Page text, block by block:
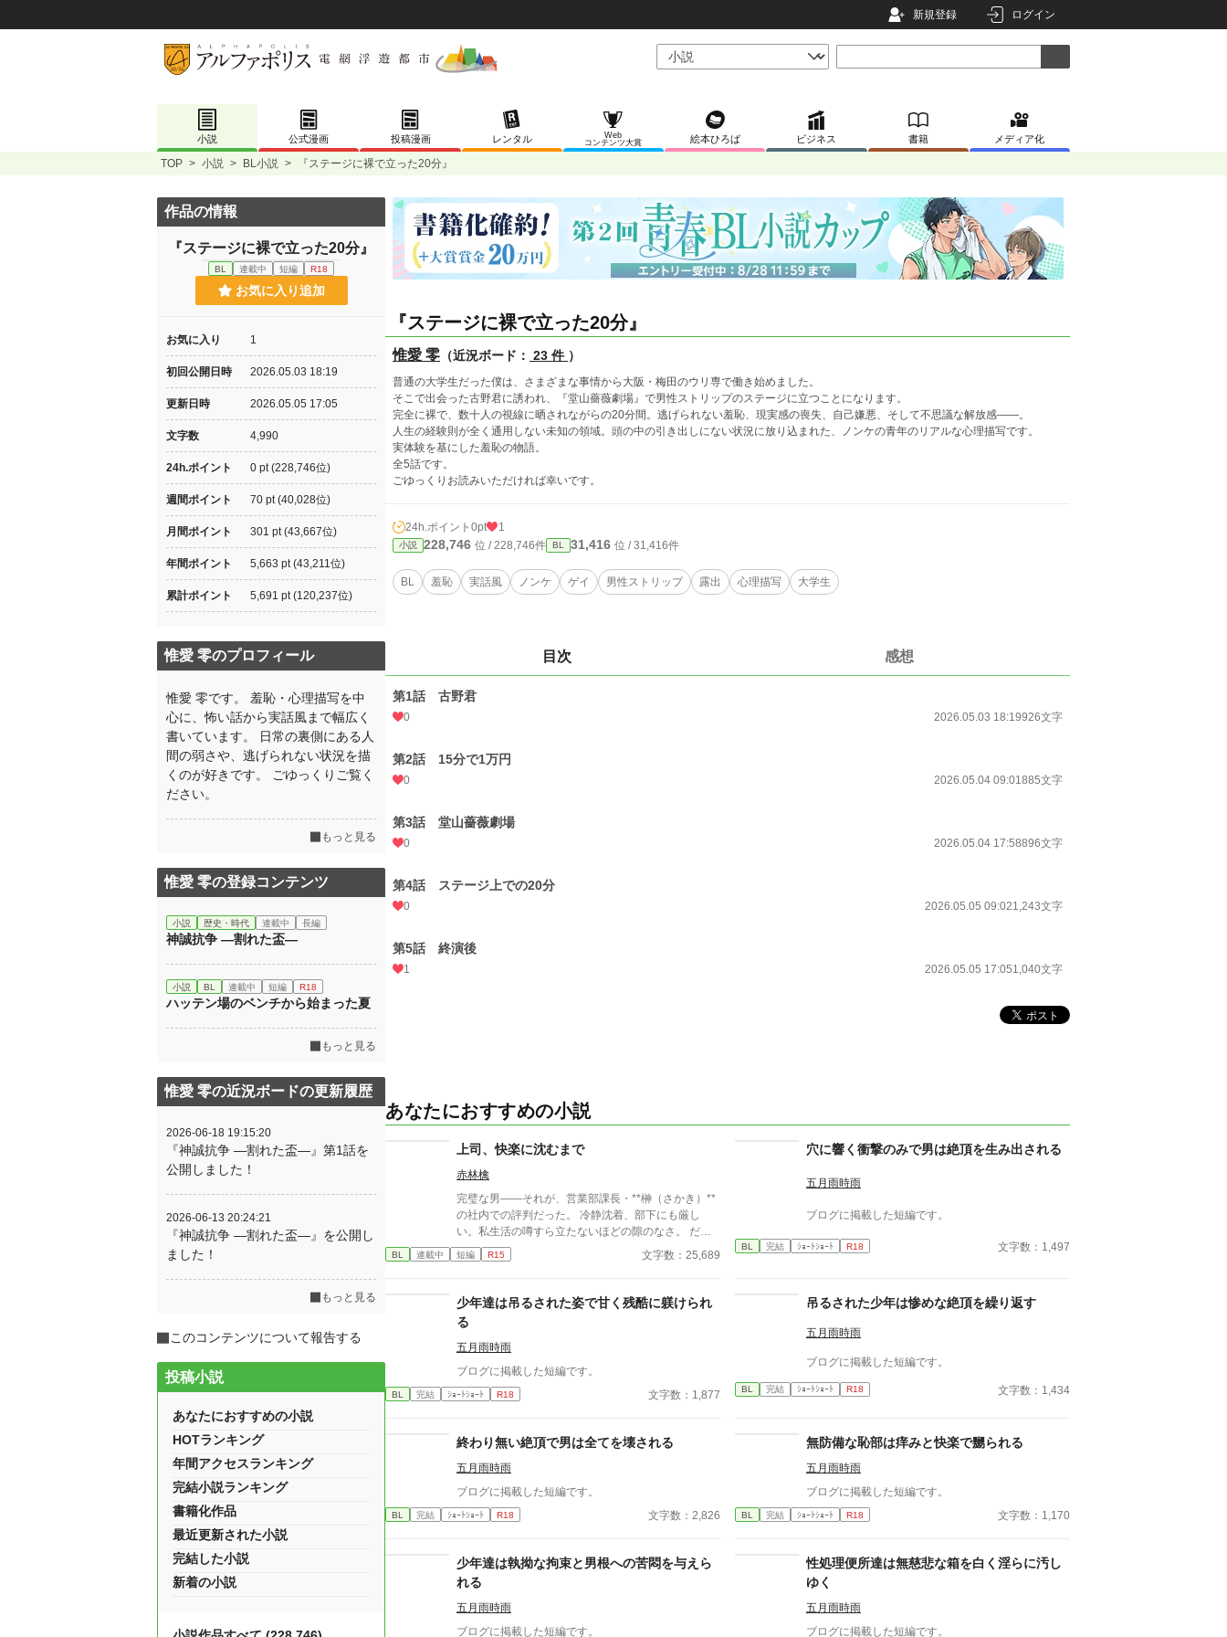
新規登録 ログイン
小説 公式漫画 投稿漫画 レンタル
Web
コンテンツ大賞
絵本ひろば ビジネス 書籍 メディア化
TOP > 小説 > BL小説 > 『ステージに裸で立った20分』
『ステージに裸で立った20分』
惟愛 零 （近況ボード： 23 件 ）
普通の大学生だった僕は、さまざまな事情から大阪・梅田のウリ専で働き始めました。
そこで出会った古野君に誘われ、『堂山薔薇劇場』で男性ストリップのステージに立つことになります。
完全に裸で、数十人の視線に晒されながらの20分間。逃げられない羞恥、現実感の喪失、自己嫌悪、そして不思議な解放感——。
人生の経験則が全く通用しない未知の領域。頭の中の引き出しにない状況に放り込まれた、ノンケの青年のリアルな心理描写です。
実体験を基にした羞恥の物語。
全5話です。
ごゆっくりお読みいただければ幸いです。
24h.ポイント 0pt 1
小説 228,746 位 / 228,746件 BL 31,416 位 / 31,416件
BL 羞恥 実話風 ノンケ ゲイ 男性ストリップ 露出 心理描写 大学生
目次 感想
第1話 古野君
0 2026.05.03 18:19926文字
第2話 15分で1万円
0 2026.05.04 09:01885文字
第3話 堂山薔薇劇場
0 2026.05.04 17:58896文字
第4話 ステージ上での20分
0 2026.05.05 09:021,243文字
第5話 終演後
1 2026.05.05 17:051,040文字
あなたにおすすめの小説
上司、快楽に沈むまで
赤林檎
完璧な男――それが、営業部課長・**榊（さかき）**
の社内での評判だった。 冷静沈着、部下にも厳し
い。私生活の噂すら立たないほどの隙のなさ。 だ
が、その“完璧”が崩れる日がくるとは、誰も想像して
いなかった。 入社三年目の篠原は、榊の直属の部
べる青年。 ある夜、取引先とのトラブル対応で二人
だけが残ったオフィスで、 篠原は上司に向かって、
いつもの穏やかな口調を崩した。「……そんな顔、部
下には見せないんですね」 疲労で僅かに緩んだ榊の
表情。 その弱さを見逃さず、篠原はデスク越しに距
離を詰める。 「強がらなくていいですよ。俺の前で
は、もう」 指先が榊のネクタイを掴む。 引き寄せら
て、ひとつずつ乱されていく。 言葉で支配され、触
れられるたびに、自分の知らなかった感情と快楽を知
れられないほどに深い。 だが、篠原の視線の奥に宿
るのは、ただの欲望ではなかった。 そこには、ずっ
配される”ところ、きっと綺麗だろうなって」 支配す
る側だったはずの男が、 支配されることで初めて“生
理性も、すべてが絡み合うオフィスの夜。 秘密の扉
を開けた榊は、もう戻れない。 快楽に溺れるその瞬
BL 連載中 短編 R15 文字数：25,689
穴に響く衝撃のみで男は絶頂を生み出される
五月雨時雨
ブログに掲載した短編です。
BL 完結 ｼｮｰﾄｼｮｰﾄ R18 文字数：1,497
少年達は吊るされた姿で甘く残酷に躾けられ
る
五月雨時雨
ブログに掲載した短編です。
BL 完結 ｼｮｰﾄｼｮｰﾄ R18 文字数：1,877
吊るされた少年は惨めな絶頂を繰り返す
五月雨時雨
ブログに掲載した短編です。
BL 完結 ｼｮｰﾄｼｮｰﾄ R18 文字数：1,434
終わり無い絶頂で男は全てを壊される
五月雨時雨
ブログに掲載した短編です。
BL 完結 ｼｮｰﾄｼｮｰﾄ R18 文字数：2,826
無防備な恥部は痒みと快楽で嬲られる
五月雨時雨
ブログに掲載した短編です。
BL 完結 ｼｮｰﾄｼｮｰﾄ R18 文字数：1,170
少年達は執拗な拘束と男根への苦悶を与えら
れる
五月雨時雨
ブログに掲載した短編です。
性処理便所達は無慈悲な箱を白く淫らに汚し
ゆく
五月雨時雨
ブログに掲載した短編です。
作品の情報
『ステージに裸で立った20分』
BL 連載中 短編 R18
お気に入り追加
お気に入り 1
初回公開日時 2026.05.03 18:19
更新日時 2026.05.05 17:05
文字数 4,990
24h.ポイント 0 pt (228,746位)
週間ポイント 70 pt (40,028位)
月間ポイント 301 pt (43,667位)
年間ポイント 5,663 pt (43,211位)
累計ポイント 5,691 pt (120,237位)
惟愛 零のプロフィール
惟愛 零です。 羞恥・心理描写を中
心に、怖い話から実話風まで幅広く
書いています。 日常の裏側にある人
間の弱さや、逃げられない状況を描
くのが好きです。 ごゆっくりご覧く
ださい。
もっと見る
惟愛 零の登録コンテンツ
小説 歴史・時代 連載中 長編
神誠抗争 ―割れた盃―
小説 BL 連載中 短編 R18
ハッテン場のベンチから始まった夏
もっと見る
惟愛 零の近況ボードの更新履歴
2026-06-18 19:15:20
『神誠抗争 ―割れた盃―』第1話を
公開しました！
2026-06-13 20:24:21
『神誠抗争 ―割れた盃―』を公開し
ました！
もっと見る
このコンテンツについて報告する
投稿小説
あなたにおすすめの小説
HOTランキング
年間アクセスランキング
完結小説ランキング
書籍化作品
最近更新された小説
完結した小説
新着の小説